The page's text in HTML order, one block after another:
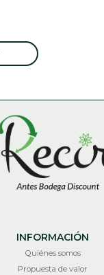
INFORMACIÓN
Quiénes somos
Propuesta de valor